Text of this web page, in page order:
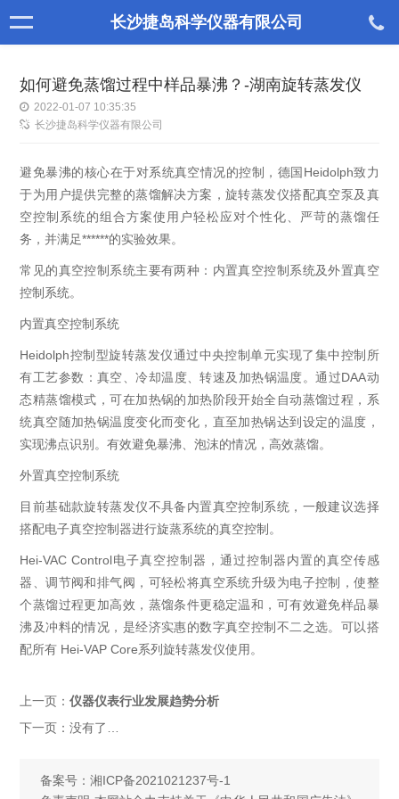
长沙捷岛科学仪器有限公司
如何避免蒸馏过程中样品暴沸？-湖南旋转蒸发仪
2022-01-07 10:35:35
长沙捷岛科学仪器有限公司
避免暴沸的核心在于对系统真空情况的控制，德国Heidolph致力
于为用户提供完整的蒸馏解决方案，旋转蒸发仪搭配真空泵及真
空控制系统的组合方案使用户轻松应对个性化、严苛的蒸馏任
务，并满足******的实验效果。
常见的真空控制系统主要有两种：内置真空控制系统及外置真空
控制系统。
内置真空控制系统
Heidolph控制型旋转蒸发仪通过中央控制单元实现了集中控制所
有工艺参数：真空、冷却温度、转速及加热锅温度。通过DAA动
态精蒸馏模式，可在加热锅的加热阶段开始全自动蒸馏过程，系
统真空随加热锅温度变化而变化，直至加热锅达到设定的温度，
实现沸点识别。有效避免暴沸、泡沫的情况，高效蒸馏。
外置真空控制系统
目前基础款旋转蒸发仪不具备内置真空控制系统，一般建议选择
搭配电子真空控制器进行旋蒸系统的真空控制。
Hei-VAC Control电子真空控制器，通过控制器内置的真空传感
器、调节阀和排气阀，可轻松将真空系统升级为电子控制，使整
个蒸馏过程更加高效，蒸馏条件更稳定温和，可有效避免样品暴
沸及冲料的情况，是经济实惠的数字真空控制不二之选。可以搭
配所有 Hei-VAP Core系列旋转蒸发仪使用。
上一页：仪器仪表行业发展趋势分析
下一页：没有了…
备案号： 湘ICP备2021021237号-1